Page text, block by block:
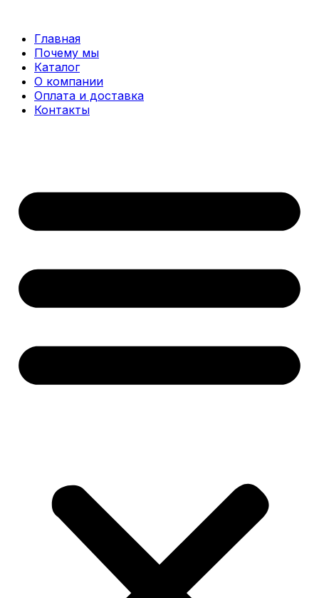
содержимому
Главная
Почему мы
Каталог
О компании
Оплата и доставка
Контакты